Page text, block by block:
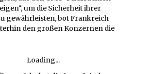
um die Sicherheit ihrer
gewährleisten, bot Frankreich
den großen Konzernen die
Loading...